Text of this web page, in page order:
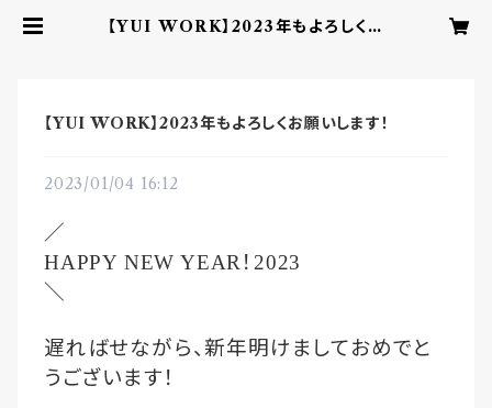
【YUI WORK】2023年もよろしくお
【YUI WORK】2023年もよろしくお願いします！
2023/01/04 16:12
／
HAPPY NEW YEAR ！2023
＼
遅ればせながら、新年明けましておめでと
うございます！